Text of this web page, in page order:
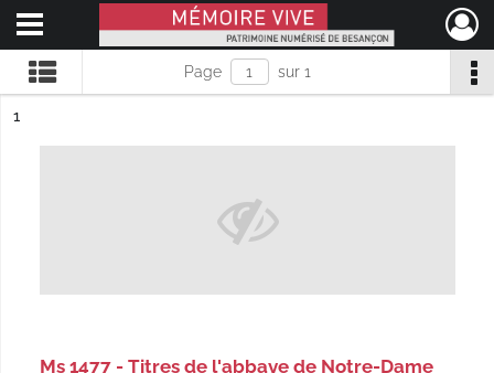
Mémoire Vive patrimoine numérisé de Besançon
Ouvrir le menu déroulant
Page sur 1
n°
1
Ms 1477 - Titres de l'abbaye de Notre-Dame